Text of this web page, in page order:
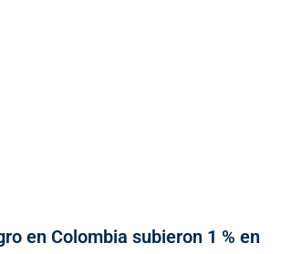
en Colombia subieron 1 % en